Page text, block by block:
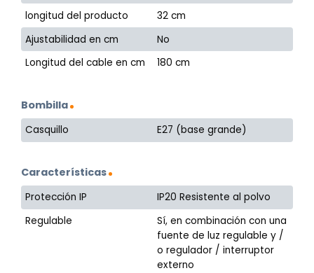
longitud del producto
32 cm
Ajustabilidad en cm
No
Longitud del cable en cm
180 cm
Bombilla
Casquillo E27 (base grande)
Características
Protección IP
IP20 Resistente al polvo
Regulable
Sí, en combinación con una
fuente de luz regulable y /
o regulador / interruptor
externo